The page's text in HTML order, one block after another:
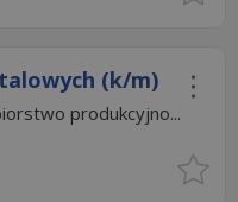
(k/m)
produkcyjno...